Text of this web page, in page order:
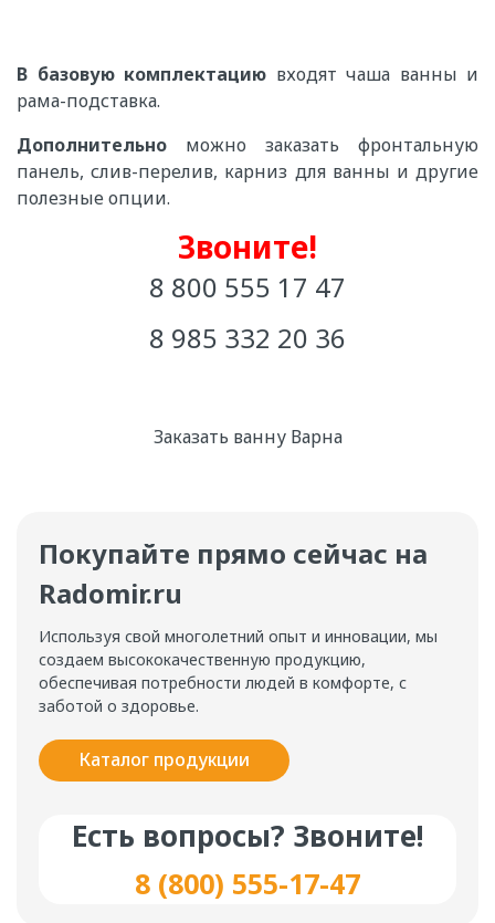
В базовую комплектацию входят чаша ванны и
рама-подставка.
Дополнительно можно заказать фронтальную
панель, слив-перелив, карниз для ванны и другие
полезные опции.
Звоните!
8 800 555 17 47
8 985 332 20 36
Заказать ванну Варна
Покупайте прямо сейчас на
Radomir.ru
Используя свой многолетний опыт и инновации, мы
создаем высококачественную продукцию,
обеспечивая потребности людей в комфорте, с
заботой о здоровье.
Каталог продукции
Есть вопросы? Звоните!
8 (800) 555-17-47